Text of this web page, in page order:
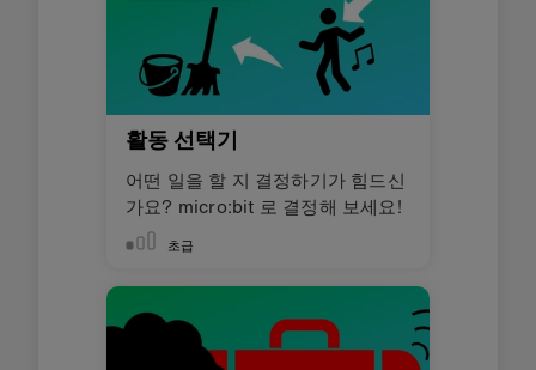
활동 선택기
어떤 일을 할 지 결정하기가 힘드신
가요? micro:bit 로 결정해 보세요!
초급